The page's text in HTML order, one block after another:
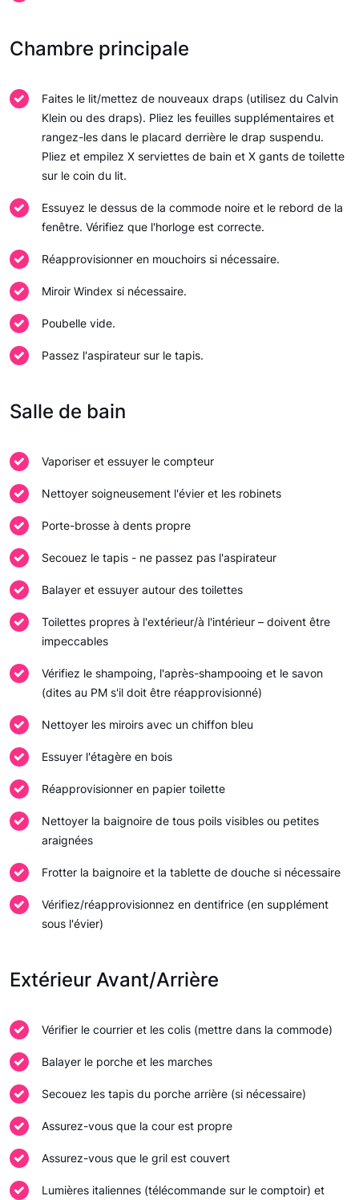
Chambre principale
Faites le lit/mettez de nouveaux draps (utilisez du Calvin
Klein ou des draps). Pliez les feuilles supplémentaires et
rangez-les dans le placard derrière le drap suspendu.
Pliez et empilez X serviettes de bain et X gants de toilette
sur le coin du lit.
Essuyez le dessus de la commode noire et le rebord de la
fenêtre. Vérifiez que l'horloge est correcte.
Réapprovisionner en mouchoirs si nécessaire.
Miroir Windex si nécessaire.
Poubelle vide.
Passez l'aspirateur sur le tapis.
Salle de bain
Vaporiser et essuyer le compteur
Nettoyer soigneusement l'évier et les robinets
Porte-brosse à dents propre
Secouez le tapis - ne passez pas l'aspirateur
Balayer et essuyer autour des toilettes
Toilettes propres à l'extérieur/à l'intérieur – doivent être
impeccables
Vérifiez le shampoing, l'après-shampooing et le savon
(dites au PM s'il doit être réapprovisionné)
Nettoyer les miroirs avec un chiffon bleu
Essuyer l'étagère en bois
Réapprovisionner en papier toilette
Nettoyer la baignoire de tous poils visibles ou petites
araignées
Frotter la baignoire et la tablette de douche si nécessaire
Vérifiez/réapprovisionnez en dentifrice (en supplément
sous l'évier)
Extérieur Avant/Arrière
Vérifier le courrier et les colis (mettre dans la commode)
Balayer le porche et les marches
Secouez les tapis du porche arrière (si nécessaire)
Assurez-vous que la cour est propre
Assurez-vous que le gril est couvert
Lumières italiennes (télécommande sur le comptoir) et